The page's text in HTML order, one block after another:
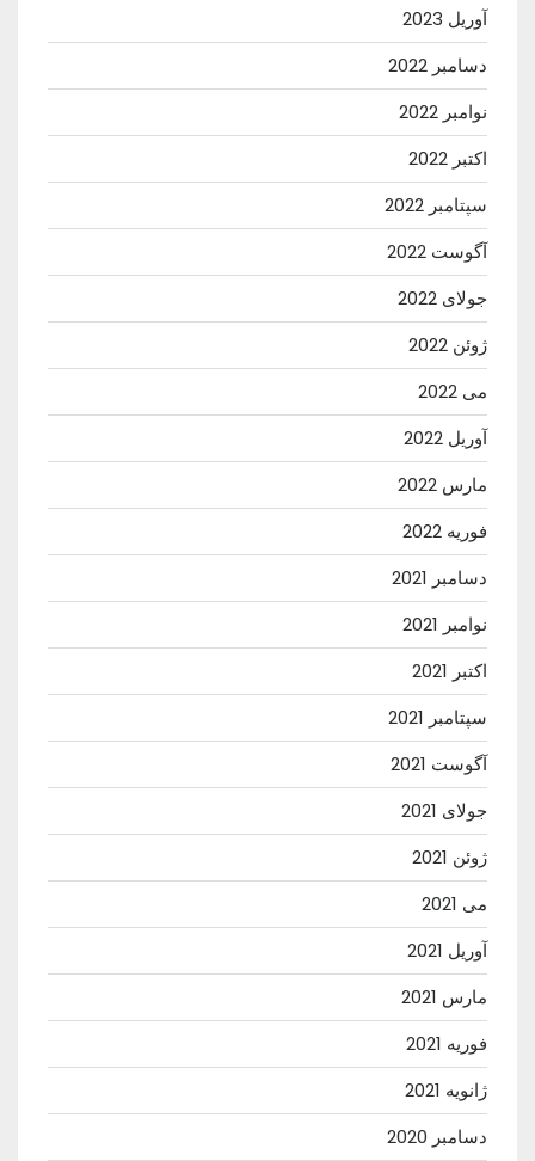
آوریل 2023
دسامبر 2022
نوامبر 2022
اکتبر 2022
سپتامبر 2022
آگوست 2022
جولای 2022
ژوئن 2022
می 2022
آوریل 2022
مارس 2022
فوریه 2022
دسامبر 2021
نوامبر 2021
اکتبر 2021
سپتامبر 2021
آگوست 2021
جولای 2021
ژوئن 2021
می 2021
آوریل 2021
مارس 2021
فوریه 2021
ژانویه 2021
دسامبر 2020